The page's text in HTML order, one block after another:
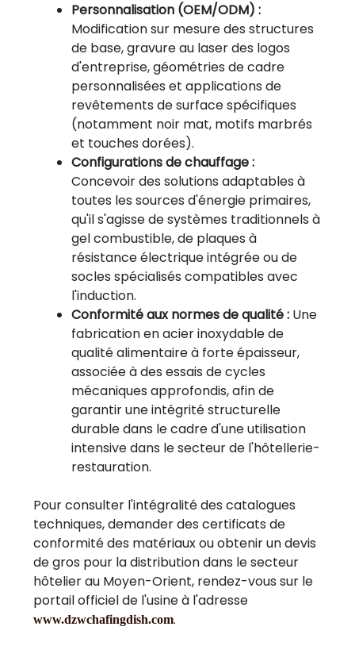
Personnalisation (OEM/ODM) :
Modification sur mesure des structures
de base, gravure au laser des logos
d'entreprise, géométries de cadre
personnalisées et applications de
revêtements de surface spécifiques
(notamment noir mat, motifs marbrés
et touches dorées).
Configurations de chauffage :
Concevoir des solutions adaptables à
toutes les sources d'énergie primaires,
qu'il s'agisse de systèmes traditionnels à
gel combustible, de plaques à
résistance électrique intégrée ou de
socles spécialisés compatibles avec
l'induction.
Conformité aux normes de qualité : Une
fabrication en acier inoxydable de
qualité alimentaire à forte épaisseur,
associée à des essais de cycles
mécaniques approfondis, afin de
garantir une intégrité structurelle
durable dans le cadre d'une utilisation
intensive dans le secteur de l'hôtellerie-
restauration.
Pour consulter l'intégralité des catalogues
techniques, demander des certificats de
conformité des matériaux ou obtenir un devis
de gros pour la distribution dans le secteur
hôtelier au Moyen-Orient, rendez-vous sur le
portail officiel de l'usine à l'adresse
www.dzwchafingdish.com.